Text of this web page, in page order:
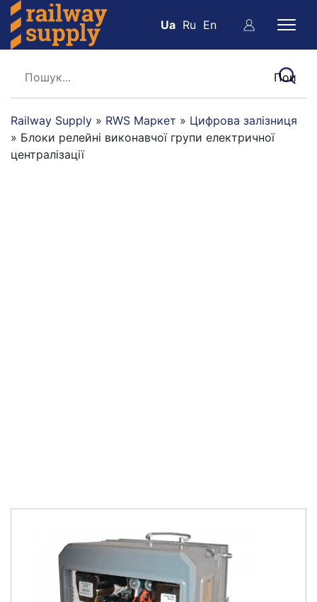
Ua Ru En
Railway Supply » RWS Маркет » Цифрова залізниця
» Блоки релейні виконавчої групи електричної
централізації